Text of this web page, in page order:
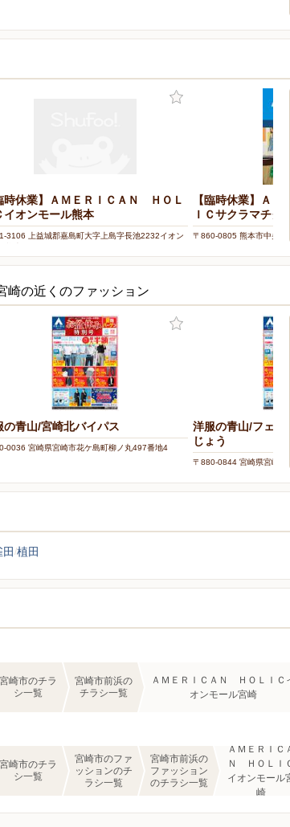
時休業】ＡＭＥＲＩＣＡＮ ＨＯＬ
イオンモール熊本
3106 上益城郡嘉島町大字上島字長池2232イオン
【臨時休業】Ａ
ＩＣサクラマチク
〒860-0805 熊本市中央
の近くのファッション
の青山/宮崎北バイパス
0036 宮崎県宮崎市花ケ島町柳ノ丸497番地4
洋服の青山/フェニ
じょう
〒880-0844 宮崎県宮崎市
植田
宮崎市のチラ
シ一覧
宮崎市前浜の
チラシ一覧
ＡＭＥＲＩＣＡＮ ＨＯＬＩＣ
オンモール宮崎
宮崎市のチラ
シ一覧
宮崎市のファ
ッションのチ
ラシ一覧
宮崎市前浜の
ファッション
のチラシ一覧
ＡＭＥＲＩＣ
Ｎ ＨＯＬＩ
イオンモール
崎